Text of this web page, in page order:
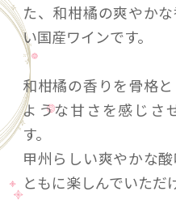
た、和柑橘の爽やか
い国産ワインです。
和柑橘の香りを骨格
ような甘さを感じさ
す。
甲州らしい爽やかな
ともに楽しんでいただ